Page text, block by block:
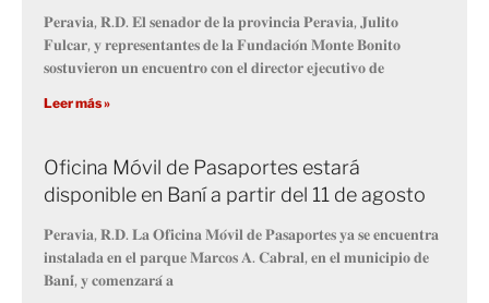
𝐏𝐞𝐫𝐚𝐯𝐢𝐚, 𝐑.𝐃. 𝐄𝐥 𝐬𝐞𝐧𝐚𝐝𝐨𝐫 𝐝𝐞 𝐥𝐚 𝐩𝐫𝐨𝐯𝐢𝐧𝐜𝐢𝐚 𝐏𝐞𝐫𝐚𝐯𝐢𝐚, 𝐉𝐮𝐥𝐢𝐭𝐨
𝐅𝐮𝐥𝐜𝐚𝐫, 𝐲 𝐫𝐞𝐩𝐫𝐞𝐬𝐞𝐧𝐭𝐚𝐧𝐭𝐞𝐬 𝐝𝐞 𝐥𝐚 𝐅𝐮𝐧𝐝𝐚𝐜𝐢𝐨́𝐧 𝐌𝐨𝐧𝐭𝐞 𝐁𝐨𝐧𝐢𝐭𝐨
𝐬𝐨𝐬𝐭𝐮𝐯𝐢𝐞𝐫𝐨𝐧 𝐮𝐧 𝐞𝐧𝐜𝐮𝐞𝐧𝐭𝐫𝐨 𝐜𝐨𝐧 𝐞𝐥 𝐝𝐢𝐫𝐞𝐜𝐭𝐨𝐫 𝐞𝐣𝐞𝐜𝐮𝐭𝐢𝐯𝐨 𝐝𝐞
Leer más »
Oficina Móvil de Pasaportes estará
disponible en Baní a partir del 11 de agosto
𝐏𝐞𝐫𝐚𝐯𝐢𝐚, 𝐑.𝐃. 𝐋𝐚 𝐎𝐟𝐢𝐜𝐢𝐧𝐚 𝐌𝐨́𝐯𝐢𝐥 𝐝𝐞 𝐏𝐚𝐬𝐚𝐩𝐨𝐫𝐭𝐞𝐬 𝐲𝐚 𝐬𝐞 𝐞𝐧𝐜𝐮𝐞𝐧𝐭𝐫𝐚
𝐢𝐧𝐬𝐭𝐚𝐥𝐚𝐝𝐚 𝐞𝐧 𝐞𝐥 𝐩𝐚𝐫𝐪𝐮𝐞 𝐌𝐚𝐫𝐜𝐨𝐬 𝐀. 𝐂𝐚𝐛𝐫𝐚𝐥, 𝐞𝐧 𝐞𝐥 𝐦𝐮𝐧𝐢𝐜𝐢𝐩𝐢𝐨 𝐝𝐞
𝐁𝐚𝐧𝐢́, 𝐲 𝐜𝐨𝐦𝐞𝐧𝐳𝐚𝐫𝐚́ 𝐚